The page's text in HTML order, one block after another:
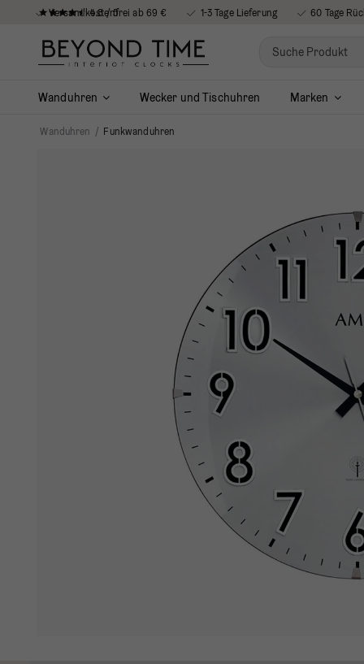
4.8 / 5
Versandkostenfrei ab 69 € 1-3 Tage Lieferung 60 Tage
Wanduhren Wecker und Tischuhren Marken
Wanduhren / Funkwanduhren